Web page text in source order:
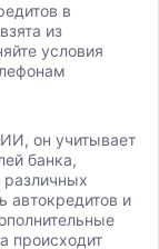
в
из
условия
он учитывает
банка,
автокредитов и
происходит